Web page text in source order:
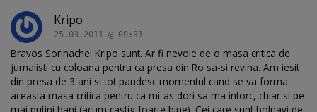
Kripo
25.03.2011 @ 09:31
Bravos Sorinache! Kripo sunt. Ar fi nevoie de o masa critica de
jurnalisti cu coloana pentru ca presa din Ro sa-si revina. Am iesit
din presa de 3 ani si tot pandesc momentul cand se va forma
aceasta masa critica pentru ca mi-as dori sa ma intorc, chiar si pe